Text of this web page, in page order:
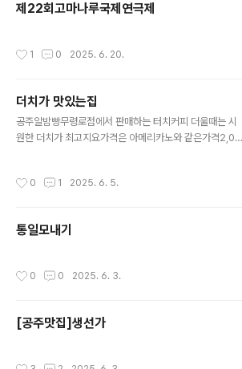
제22회고마나루국제연극제
1 0 2025. 6. 20.
더치가 맛있는집
공주알밤빵무령로점에서 판매하는 터치커피 더울때는 시
원한 더치가 최고지요가격은 아메리카노와 같은가격2,00
알밤빵무령로점#무령로238-1#커피가너처럼좋아졌어
0 1 2025. 6. 5.
통일모내기
0 0 2025. 6. 3.
[공주맛집]생선가